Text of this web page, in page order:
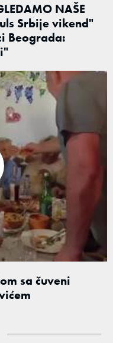
NAŠE
Srbije vikend"
Beograda:
sa čuveni